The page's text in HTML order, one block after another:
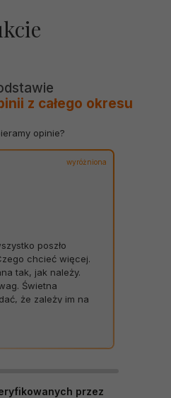
z całego okresu
opinie?
wyróżniona
poszło
chcieć więcej.
tak, jak należy.
Świetna
że zależy im na
Sklep bez
przez